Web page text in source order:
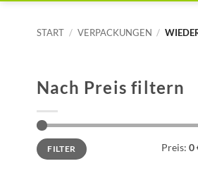
START / VERPACKUNGEN /
Nach Preis filtern
Min.
Preis
Max.
PreisFILTER Preis: 0